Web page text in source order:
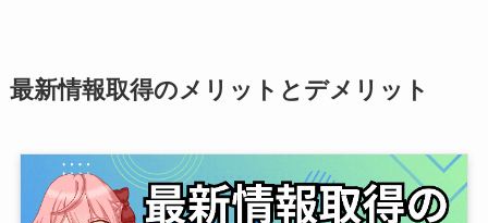
最新情報取得のメリットとデメリット